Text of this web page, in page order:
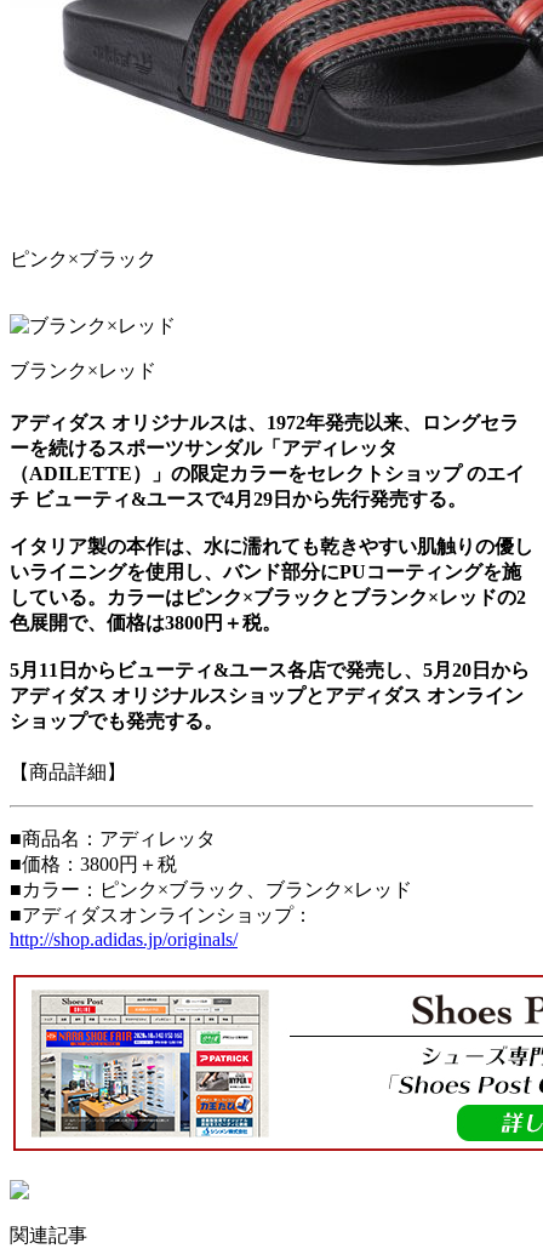
ピンク×ブラック
ブランク×レッド
アディダス オリジナルスは、1972年発売以来、ロングセラ
ーを続けるスポーツサンダル「アディレッタ
（ADILETTE）」の限定カラーをセレクトショップ のエイ
チ ビューティ&ユースで4月29日から先行発売する。
イタリア製の本作は、水に濡れても乾きやすい肌触りの優し
いライニングを使用し、バンド部分にPUコーティングを施
している。カラーはピンク×ブラックとブランク×レッドの2
色展開で、価格は3800円＋税。
5月11日からビューティ&ユース各店で発売し、5月20日から
アディダス オリジナルスショップとアディダス オンライン
ショップでも発売する。
【商品詳細】
■商品名：アディレッタ
■価格：3800円＋税
■カラー：ピンク×ブラック、ブランク×レッド
■アディダスオンラインショップ：
http://shop.adidas.jp/originals/
関連記事